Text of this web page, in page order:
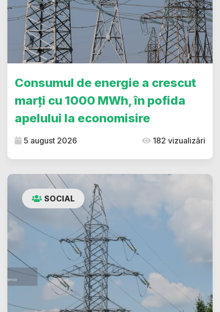
Consumul de energie a crescut
marți cu 1000 MWh, în pofida
apelului la economisire
5 august 2026 182 vizualizări
SOCIAL